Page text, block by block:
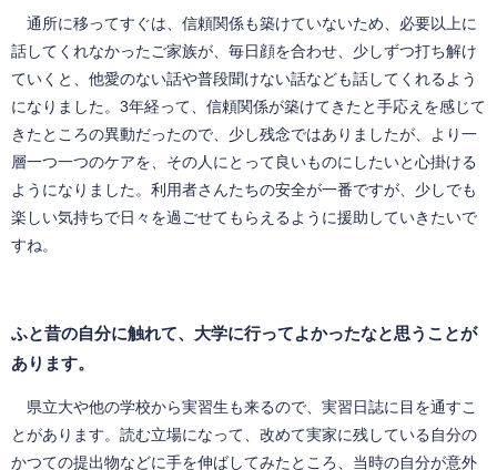
通所に移ってすぐは、信頼関係も築けていないため、必要以上に
話してくれなかったご家族が、毎日顔を合わせ、少しずつ打ち解け
ていくと、他愛のない話や普段聞けない話なども話してくれるよう
になりました。3年経って、信頼関係が築けてきたと手応えを感じて
きたところの異動だったので、少し残念ではありましたが、より一
層一つ一つのケアを、その人にとって良いものにしたいと心掛ける
ようになりました。利用者さんたちの安全が一番ですが、少しでも
楽しい気持ちで日々を過ごせてもらえるように援助していきたいで
すね。
ふと昔の自分に触れて、大学に行ってよかったなと思うことが
あります。
県立大や他の学校から実習生も来るので、実習日誌に目を通すこ
とがあります。読む立場になって、改めて実家に残している自分の
かつての提出物などに手を伸ばしてみたところ、当時の自分が意外